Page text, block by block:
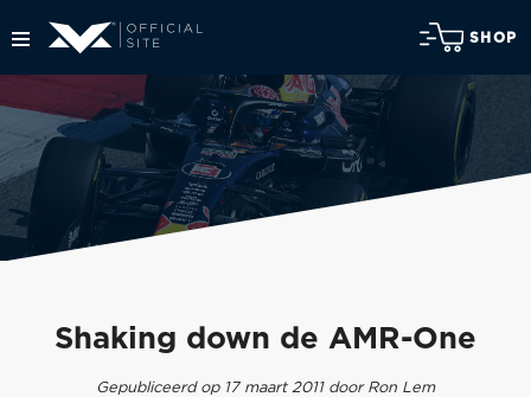
SHOP
Shaking down de AMR-One
Gepubliceerd op 17 maart 2011 door Ron Lem